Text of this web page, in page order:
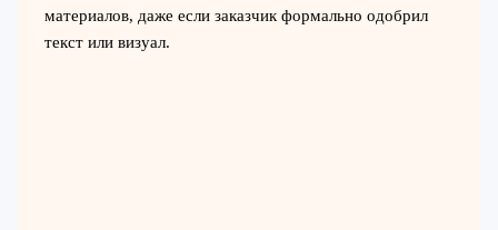
материалов, даже если заказчик формально одобрил
текст или визуал.